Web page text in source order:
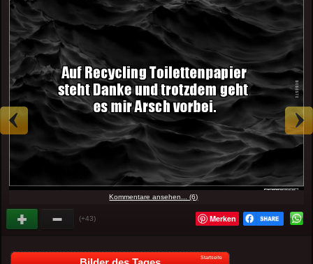
Kommentare ansehen... (6)
(+43) Merken
Startseite